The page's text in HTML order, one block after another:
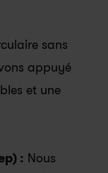
sans
appuyé
et une
: Nous